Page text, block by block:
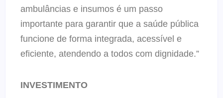
ambulâncias e insumos é um passo
importante para garantir que a saúde pública
funcione de forma integrada, acessível e
eficiente, atendendo a todos com dignidade.”
INVESTIMENTO